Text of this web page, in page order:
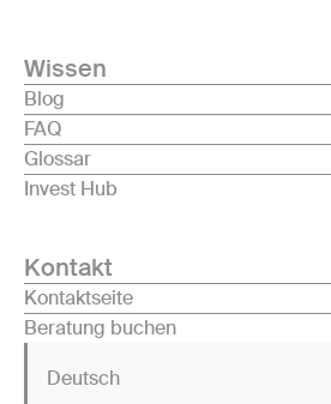
Wissen
Blog
FAQ
Glossar
Invest Hub
Kontakt
Kontaktseite
Beratung buchen
Deutsch